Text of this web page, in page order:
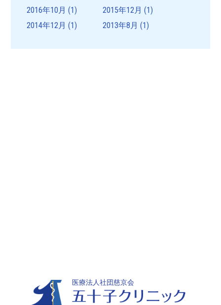
2016年10月 (1) 2015年12月 (1)
2014年12月 (1) 2013年8月 (1)
医療法人社団慈京会